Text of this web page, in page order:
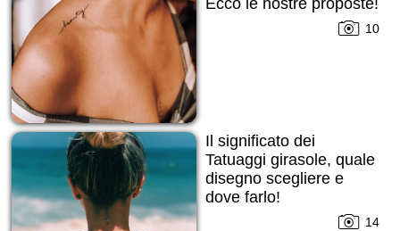
Ecco le nostre proposte!
10
Il significato dei
Tatuaggi girasole, quale
disegno scegliere e
dove farlo!
14